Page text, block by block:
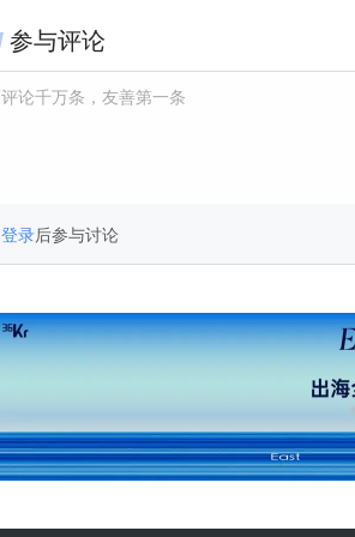
参与评论
评论千万条，友善第一条
登录后参与讨论